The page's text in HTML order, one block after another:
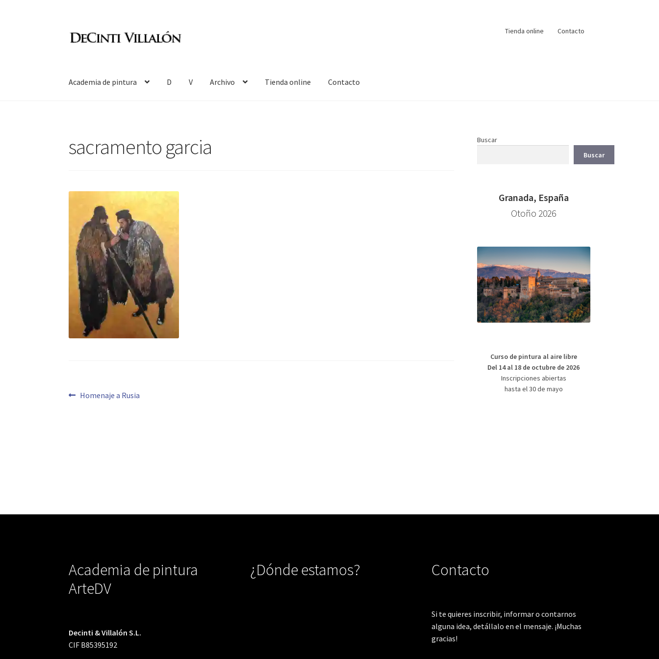
Tienda online Contacto
Academia de pintura D V Archivo Tienda online Contacto
sacramento garcia
Navegación
Anterior:
Homenaje a Rusia
Buscar
Buscar
Granada, España
Otoño 2026
Curso de pintura al aire libre
Del 14 al 18 de octubre de 2026
Inscripciones abiertas
hasta el 30 de mayo
Academia de pintura
ArteDV
Decinti & Villalón S.L.
CIF B85395192
¿Dónde estamos? Contacto
Si te quieres inscribir, informar o contarnos
alguna idea, detállalo en el mensaje. ¡Muchas
gracias!